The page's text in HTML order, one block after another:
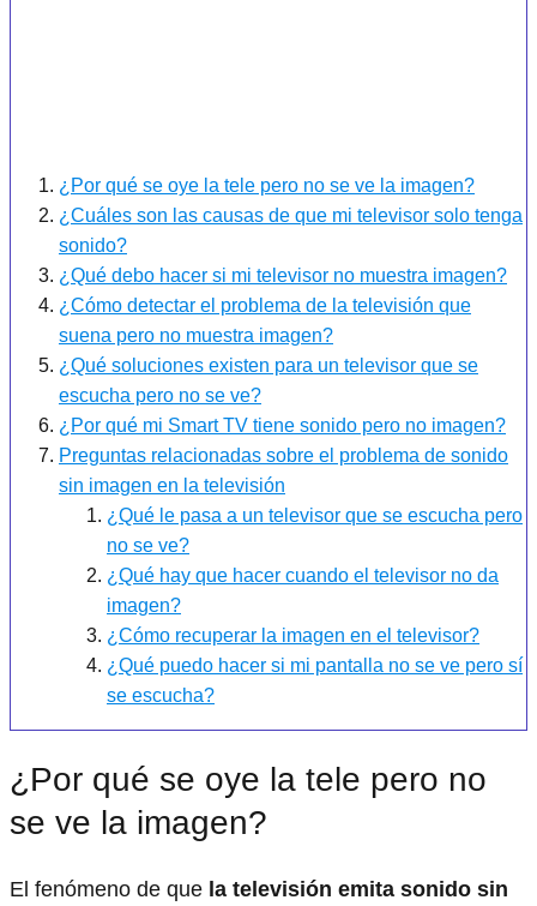
¿Por qué se oye la tele pero no se ve la imagen?
¿Cuáles son las causas de que mi televisor solo tenga
sonido?
¿Qué debo hacer si mi televisor no muestra imagen?
¿Cómo detectar el problema de la televisión que
suena pero no muestra imagen?
¿Qué soluciones existen para un televisor que se
escucha pero no se ve?
¿Por qué mi Smart TV tiene sonido pero no imagen?
Preguntas relacionadas sobre el problema de sonido
sin imagen en la televisión
¿Qué le pasa a un televisor que se escucha pero
no se ve?
¿Qué hay que hacer cuando el televisor no da
imagen?
¿Cómo recuperar la imagen en el televisor?
¿Qué puedo hacer si mi pantalla no se ve pero sí
se escucha?
¿Por qué se oye la tele pero no
se ve la imagen?
El fenómeno de que la televisión emita sonido sin